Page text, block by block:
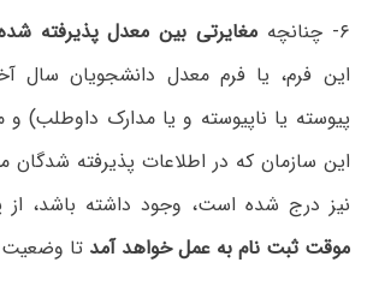
۶- چنانچه مغایرتی بین معدل پذیرفته
این فرم، یا فرم معدل دانشجویان سال
پیوسته یا ناپیوسته و یا مدارک داوطلب) و
این سازمان که در اطلاعات پذیرفته
نیز درج شده است، وجود داشته باشد،
موقت ثبت نام به عمل خواهد آمد تا